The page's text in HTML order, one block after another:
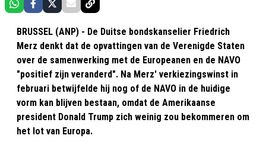
BRUSSEL (ANP) - De Duitse bondskanselier Friedrich
Merz denkt dat de opvattingen van de Verenigde Staten
over de samenwerking met de Europeanen en de NAVO
"positief zijn veranderd". Na Merz' verkiezingswinst in
februari betwijfelde hij nog of de NAVO in de huidige
vorm kan blijven bestaan, omdat de Amerikaanse
president Donald Trump zich weinig zou bekommeren om
het lot van Europa.